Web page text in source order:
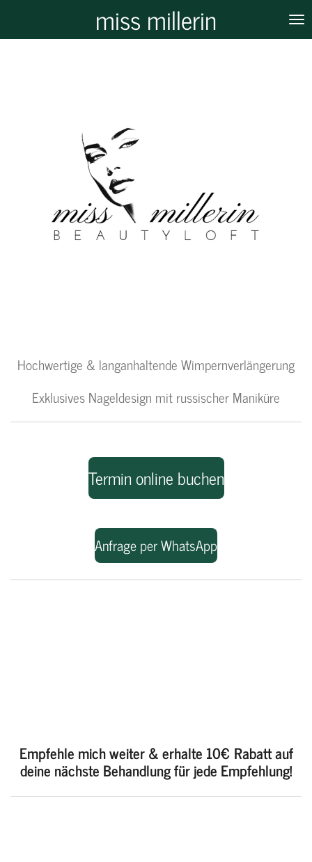
miss millerin
Hochwertige & langanhaltende Wimpernverlängerung
Exklusives Nageldesign mit russischer Maniküre
Termin online buchen
Anfrage per WhatsApp
Empfehle mich weiter & erhalte 10€ Rabatt auf
deine nächste Behandlung für jede Empfehlung!